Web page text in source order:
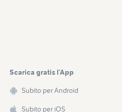
Scarica gratis l’App
Subito per Android
Subito per iOS